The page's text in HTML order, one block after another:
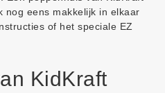
nog eens makkelijk in elkaar
of het speciale EZ
KidKraft